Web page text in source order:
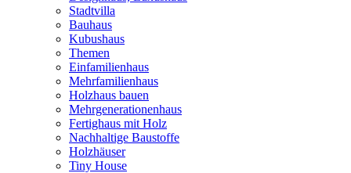
Stadtvilla
Bauhaus
Kubushaus
Themen
Einfamilienhaus
Mehrfamilienhaus
Holzhaus bauen
Mehrgenerationenhaus
Fertighaus mit Holz
Nachhaltige Baustoffe
Holzhäuser
Tiny House